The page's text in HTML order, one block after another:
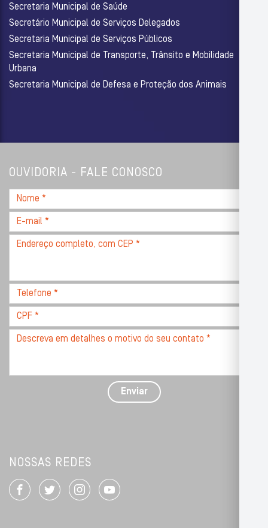
Secretaria Municipal de Saúde
Secretário Municipal de Serviços Delegados
Secretaria Municipal de Serviços Públicos
Secretaria Municipal de Transporte, Trânsito e Mobilidade
Urbana
Secretaria Municipal de Defesa e Proteção dos Animais
OUVIDORIA - FALE CONOSCO
Nome
*
E-
mail
Endereço
CEP
Telefone
*
CPF
*
Descreva
com
Enviar
NOSSAS REDES